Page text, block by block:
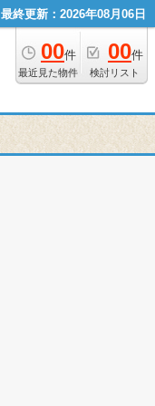
最終更新：2026年08月06日
00件
最近見た物件
00件
検討リスト